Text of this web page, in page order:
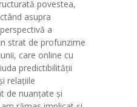
povestea,
asupra
a
strat de profunzime
care online cu
predictibilității
relațiile
de nuanțate și